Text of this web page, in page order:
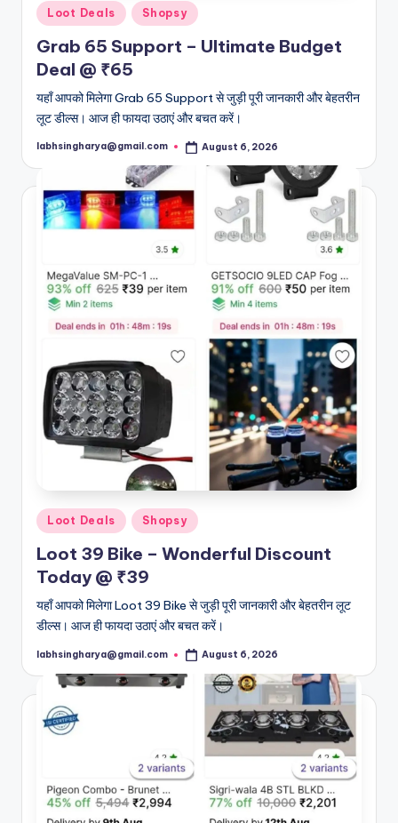
Posted
in
Loot Deals Shopsy
Grab 65 Support – Ultimate Budget
Deal @ ₹65
यहाँ आपको मिलेगा Grab 65 Support से जुड़ी पूरी जानकारी और बेहतरीन
लूट डील्स। आज ही फायदा उठाएं और बचत करें।
Posted
labhsingharya@gmail.com August 6, 2026
Posted
in
Loot Deals Shopsy
Loot 39 Bike – Wonderful Discount
Today @ ₹39
यहाँ आपको मिलेगा Loot 39 Bike से जुड़ी पूरी जानकारी और बेहतरीन लूट
डील्स। आज ही फायदा उठाएं और बचत करें।
Posted
labhsingharya@gmail.com August 6, 2026